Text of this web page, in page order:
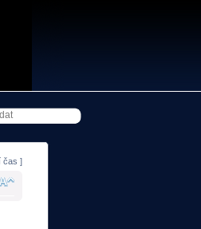
čas ]